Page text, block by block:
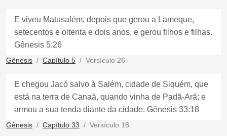
E viveu Matusalém, depois que gerou a Lameque,
setecentos e oitenta e dois anos, e gerou filhos e filhas.
Gênesis 5:26
Gênesis Capítulo 5 Versículo 26
E chegou Jacó salvo à Salém, cidade de Siquém, que
está na terra de Canaã, quando vinha de Padã-Arã; e
armou a sua tenda diante da cidade. Gênesis 33:18
Gênesis Capítulo 33 Versículo 18